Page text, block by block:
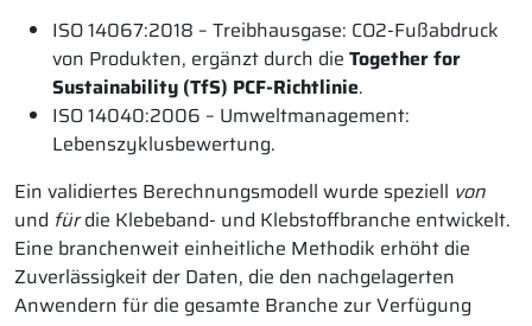
ISO 14067:2018 – Treibhausgase: CO2-Fußabdruck
von Produkten, ergänzt durch die Together for
Sustainability (TfS) PCF-Richtlinie.
ISO 14040:2006 – Umweltmanagement:
Lebenszyklusbewertung.
Ein validiertes Berechnungsmodell wurde speziell von
und fürdie Klebeband- und Klebstoffbranche entwickelt.
Eine branchenweit einheitliche Methodik erhöht die
Zuverlässigkeit der Daten, die den nachgelagerten
Anwendern für die gesamte Branche zur Verfügung